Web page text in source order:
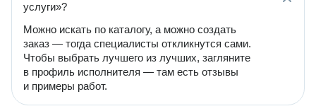
услуги»?
Можно искать по каталогу, а можно создать
заказ — тогда специалисты откликнутся сами.
Чтобы выбрать лучшего из лучших, загляните
в профиль исполнителя — там есть отзывы
и примеры работ.